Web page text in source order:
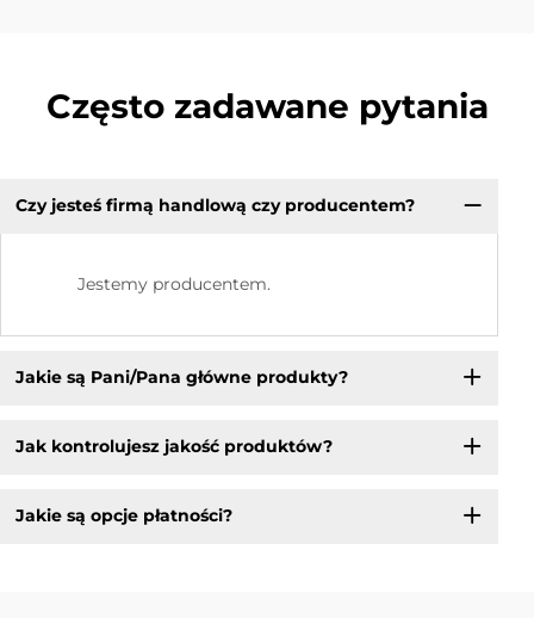
Często zadawane pytania
Czy jesteś firmą handlową czy producentem?
Jestemy producentem.
Jakie są Pani/Pana główne produkty?
Jak kontrolujesz jakość produktów?
Jakie są opcje płatności?